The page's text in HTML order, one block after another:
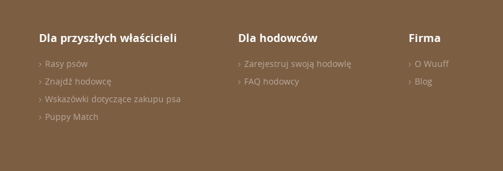
Dla przyszłych właścicieli
Rasy psów
Znajdź hodowcę
Wskazówki dotyczące zakupu psa
Puppy Match
Dla hodowców
Zarejestruj swoją hodowlę
FAQ hodowcy
Firma
O Wuuff
Blog